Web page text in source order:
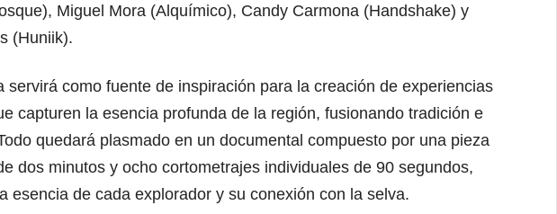
Miguel Mora (Alquímico), Candy Carmona (Handshake) y
(Huniik).
servirá como fuente de inspiración para la creación de experiencias
capturen la esencia profunda de la región, fusionando tradición e
quedará plasmado en un documental compuesto por una pieza
dos minutos y ocho cortometrajes individuales de 90 segundos,
esencia de cada explorador y su conexión con la selva.